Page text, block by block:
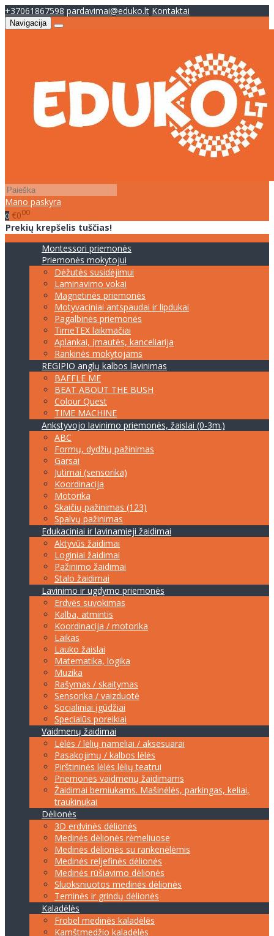
+37061867598 pardavimai@eduko.lt Kontaktai
Navigacija
Mano paskyra
0 €000
Prekių krepšelis tuščias!
Montessori priemonės
Priemonės mokytojui
Dėžutės susidėjimui
Laminavimo vokai
Magnetinės priemonės
Motyvaciniai antspaudai ir lipdukai
Pagalbinės priemonės
TimeTEX laikmačiai
Aplankai, įmautės, kanceliarija
Rankinės mokytojams
REGIPIO anglų kalbos lavinimas
BAFFLE ME
BEAT ABOUT THE BUSH
Colour Quest
TIME MACHINE
Ankstyvojo lavinimo priemonės, žaislai (0-3m.)
ABC
Formų, dydžių pažinimas
Garsai
Jutimai (sensorika)
Koordinacija
Motorika
Skaičių pažinimas (123)
Spalvų pažinimas
Edukaciniai ir lavinamieji žaidimai
Aktyvūs žaidimai
Loginiai žaidimai
Pažinimo žaidimai
Stalo žaidimai
Lavinimo ir ugdymo priemonės
Erdvės suvokimas
Kalba, atmintis
Koordinacija / motorika
Laikas
Lauko žaislai
Matematika, logika
Muzika
Rašymas / skaitymas
Sensorika / vaizduotė
Socialiniai įgūdžiai
Specialūs poreikiai
Vaidmenų žaidimai
Lėlės / lėlių nameliai / aksesuarai
Pasakojimų / kalbos lėlės
Pirštininės lėlės lėlių teatrui
Priemonės vaidmenų žaidimams
Žaidimai berniukams. Mašinėlės, parkingas, keliai,
traukinukai
Dėlionės
3D erdvinės dėlionės
Medinės dėlionės rėmeliuose
Medinės dėlionės su rankenėlėmis
Medinės reljefinės dėlionės
Medinės rūšiavimo dėlionės
Sluoksniuotos medinės dėlionės
Teminės ir grindų dėlionės
Kaladėlės
Frobel medinės kaladėlės
Kamštmedžio kaladėlės